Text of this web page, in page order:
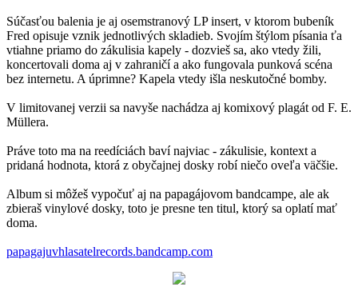
Súčasťou balenia je aj osemstranový LP insert, v ktorom bubeník
Fred opisuje vznik jednotlivých skladieb. Svojím štýlom písania ťa
vtiahne priamo do zákulisia kapely - dozvieš sa, ako vtedy žili,
koncertovali doma aj v zahraničí a ako fungovala punková scéna
bez internetu. A úprimne? Kapela vtedy išla neskutočné bomby.
V limitovanej verzii sa navyše nachádza aj komixový plagát od F. E.
Müllera.
Práve toto ma na reedíciách baví najviac - zákulisie, kontext a
pridaná hodnota, ktorá z obyčajnej dosky robí niečo oveľa väčšie.
Album si môžeš vypočuť aj na papagájovom bandcampe, ale ak
zbieraš vinylové dosky, toto je presne ten titul, ktorý sa oplatí mať
doma.
papagajuvhlasatelrecords.bandcamp.com